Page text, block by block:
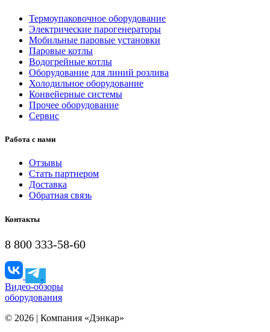
Термоупаковочное оборудование
Электрические парогенераторы
Мобильные паровые установки
Паровые котлы
Водогрейные котлы
Оборудование для линий розлива
Холодильное оборудование
Конвейерные системы
Прочее оборудование
Сервис
Работа с нами
Отзывы
Стать партнером
Доставка
Обратная связь
Контакты
8 800 333-58-60
Видео-обзоры
оборудования
© 2026 | Компания «Дэнкар»